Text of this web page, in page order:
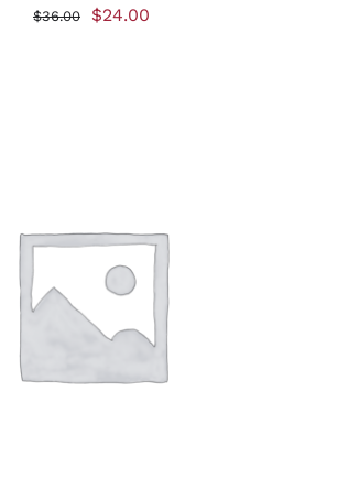
$36.00 $24.00
AJOUTER AU PANIER